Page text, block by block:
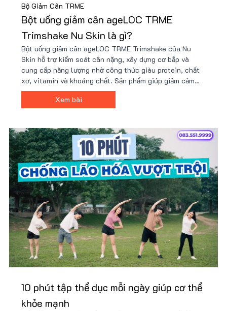
Bộ Giảm Cân TRME
Bột uống giảm cân ageLOC TRME
Trimshake Nu Skin là gì?
Bột uống giảm cân ageLOC TRME Trimshake của Nu
Skin hỗ trợ kiểm soát cân nặng, xây dựng cơ bắp và
cung cấp năng lượng nhờ công thức giàu protein, chất
xơ, vitamin và khoáng chất. Sản phẩm giúp giảm cảm
giác thèm ăn, tăng cường trao đổi chất và phù hợp với
người bận rộn hoặc tập luyện. Giá tốt tại Nu88!
Xem bài
10 phút tập thể dục mỗi ngày giúp cơ thể
khỏe mạnh